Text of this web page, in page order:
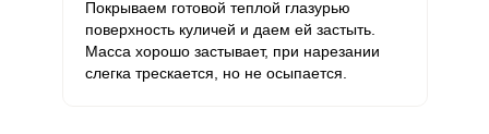
Покрываем готовой теплой глазурью
поверхность куличей и даем ей застыть.
Масса хорошо застывает, при нарезании
слегка трескается, но не осыпается.